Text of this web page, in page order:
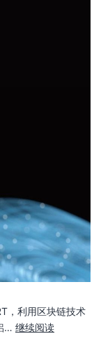
，利用区块链技术
… 继续阅读